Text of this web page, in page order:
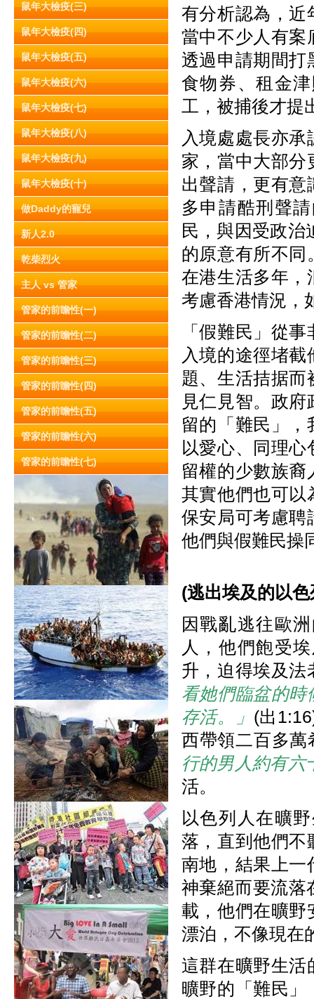
鼠年大檢疫(三)
鼠年大檢疫(四)
鼠年大檢疫(五)
鼠年大檢疫(六)
鼠年大檢疫(七)
鼠年大檢疫(八)
鼠年大檢疫(九)
鼠年大檢疫(十)
做Daddy的寵兒
新人2.0
乾柴烈火
主人 vs 管家
管家的前瞻性(一)
管家的前瞻性(二)
管家的前瞻性(三)
管家的前瞻性(四)
管家的前瞻性(五)
管家的前瞻性(六)
管家的前瞻性(七)
有分析認為，近
當中不少人有案
透過申請期間打
食物券、租金
工，被捕後才提
入境處處長亦
家，當中大部分
出聲請，更有意
多申請酷刑聲
民，與因受政治
的原意有所不同
在港生活多年，
考慮香港情況，
「假難民」從
入境的途徑堵
題、生活拮据
見仁見智。政
留的「難民」
以愛心、同理
留權的少數族
其實他們也可以
保安局可考慮聘
他們與假難民操
(逃出埃及的以色
因戰亂逃往歐
人，他們飽受
升，迫得埃及法
看她們臨盆的時
存活。」 (出
西帶領二百多
行的男人約有六
活。
以色列人在曠
落，直到他們不
南地，結果上一
神棄絕而要流落
載，他們在曠野
漂泊，不像現在
這群在曠野生活
曠野的「難民」